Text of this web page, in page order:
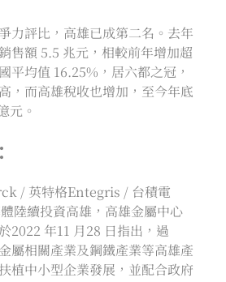
力評比，高雄已成第二名。去年
售額 5.5 兆元，相較前年增加超
平均值 16.25%，居六都之冠，
，而高雄稅收也增加，至今年底
元。
/ 英特格Entegris / 台積電
陸續投資高雄，高雄金屬中心
2022 年11 月28 日指出，過
屬相關產業及鋼鐵產業等高雄產
植中小型企業發展，並配合政府